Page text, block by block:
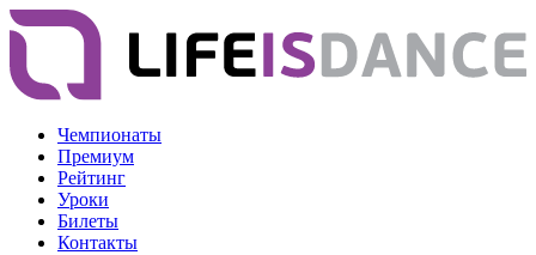
Чемпионаты
Премиум
Рейтинг
Уроки
Билеты
Контакты